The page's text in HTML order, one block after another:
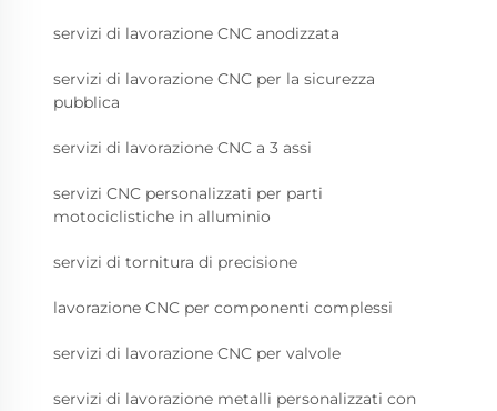
servizi di lavorazione CNC anodizzata
servizi di lavorazione CNC per la sicurezza
pubblica
servizi di lavorazione CNC a 3 assi
servizi CNC personalizzati per parti
motociclistiche in alluminio
servizi di tornitura di precisione
lavorazione CNC per componenti complessi
servizi di lavorazione CNC per valvole
servizi di lavorazione metalli personalizzati con